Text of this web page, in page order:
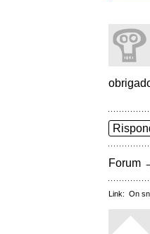
Forum
Link: On